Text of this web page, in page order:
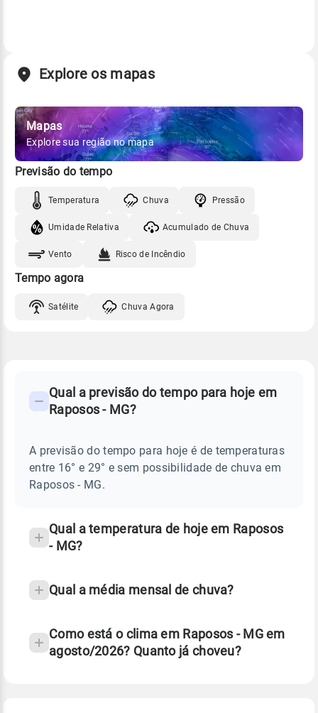
Explore os mapas
Mapas
Explore sua região no mapa
Previsão do tempo
Temperatura Chuva Pressão
Umidade Relativa Acumulado de Chuva
Vento Risco de Incêndio
Tempo agora
Satélite Chuva Agora
PREVISÃO
TEMPO
RAPOSOS
Perguntas
sobre
chuva
Qual a previsão do tempo para hoje em
Raposos - MG?
A previsão do tempo para hoje é de temperaturas
entre 16° e 29° e sem possibilidade de chuva em
Raposos - MG.
Qual a temperatura de hoje em Raposos
- MG?
Qual a média mensal de chuva?
Como está o clima em Raposos - MG em
agosto/2026? Quanto já choveu?